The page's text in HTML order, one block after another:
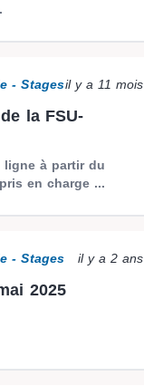
- Stagesil y a 11 mois
la FSU-
à partir du
en charge ...
- Stages il y a 2 ans
2025